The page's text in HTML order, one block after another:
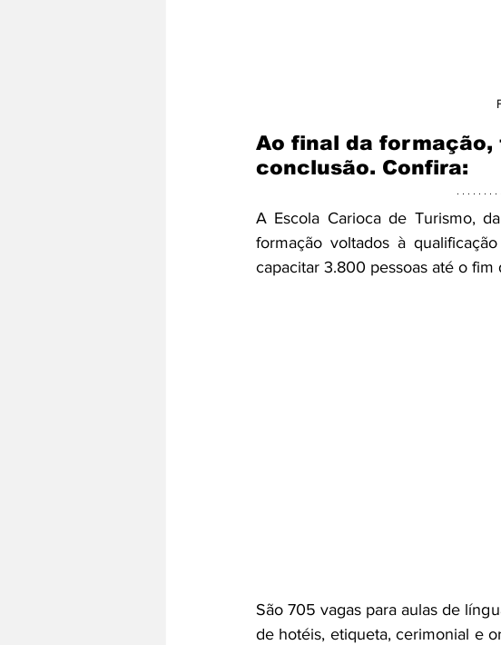
Ao final da
conclusão. Confira:
A Escola Carioca de Turismo,
formação voltados à
capacitar 3.800 pessoas até o fim
São 705 vagas para aulas de
de hotéis, etiqueta, cerimonial e